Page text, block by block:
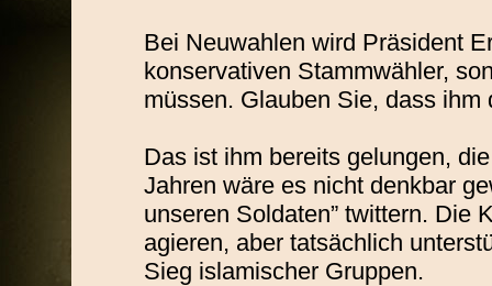
Bei Neuwahlen wird Präsident
konservativen Stammwähler,
müssen. Glauben Sie, dass ihm
Das ist ihm bereits gelungen,
Jahren wäre es nicht denkbar
unseren Soldaten” twittern. Die
agieren, aber tatsächlich
Sieg islamischer Gruppen.